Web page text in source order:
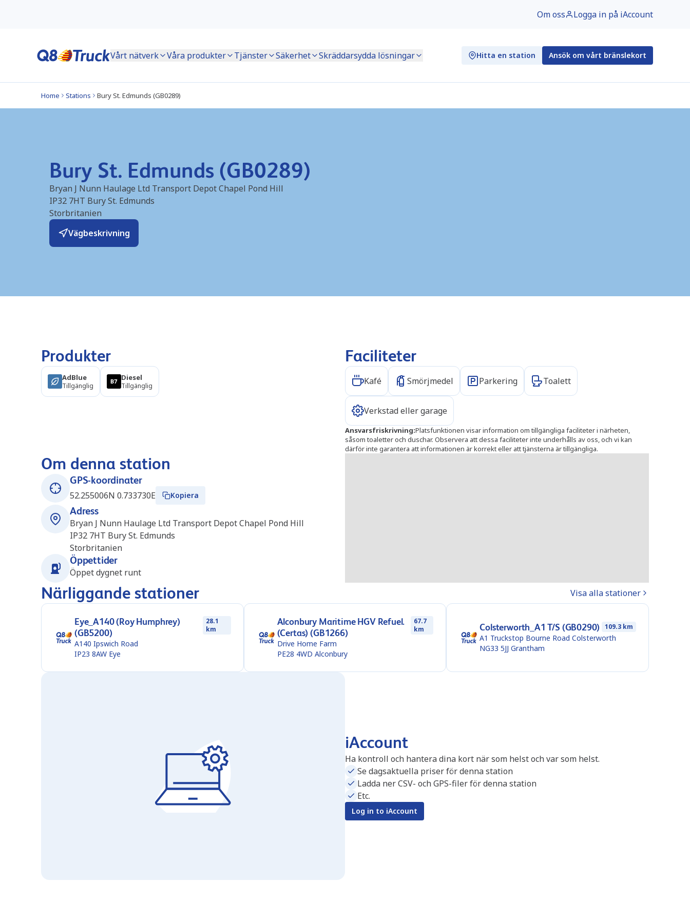
Om oss Logga in på iAccount
Vårt nätverk Våra produkter Tjänster Säkerhet Skräddarsydda lösningar Hitta en station Ansök om vårt bränslekort
Home Stations Bury St. Edmunds (GB0289)
Bury St. Edmunds (GB0289)
Bryan J Nunn Haulage Ltd Transport Depot Chapel Pond Hill
IP32 7HT Bury St. Edmunds
Storbritanien
Vägbeskrivning
Produkter
AdBlue
Tillgänglig
Diesel
Tillgänglig
Faciliteter
Kafé Smörjmedel Parkering Toalett
Verkstad eller garage
Ansvarsfriskrivning:Platsfunktionen visar information om tillgängliga faciliteter i närheten,
såsom toaletter och duschar. Observera att dessa faciliteter inte underhålls av oss, och vi kan
därför inte garantera att informationen är korrekt eller att tjänsterna är tillgängliga.
Om denna station
GPS-koordinater
52.255006N 0.733730E
Kopiera
Adress
Bryan J Nunn Haulage Ltd Transport Depot Chapel Pond Hill
IP32 7HT Bury St. Edmunds
Storbritanien
Öppettider
Öppet dygnet runt
Närliggande stationer Visa alla stationer
Eye_A140 (Roy Humphrey)
(GB5200)
28.1
km
A140 Ipswich Road
IP23 8AW Eye
Alconbury Maritime HGV Refuel.
(Certas) (GB1266)
67.7
km
Drive Home Farm
PE28 4WD Alconbury
Colsterworth_A1 T/S (GB0290) 109.3 km
A1 Truckstop Bourne Road Colsterworth
NG33 5JJ Grantham
iAccount
Ha kontroll och hantera dina kort när som helst och var som helst.
Se dagsaktuella priser för denna station
Ladda ner CSV- och GPS-filer för denna station
Etc.
Log in to iAccount